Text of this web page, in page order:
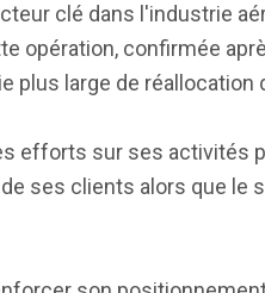
clé dans l'industrie
opération, confirmée
plus large de réallocation
efforts sur ses activités
ses clients alors que le